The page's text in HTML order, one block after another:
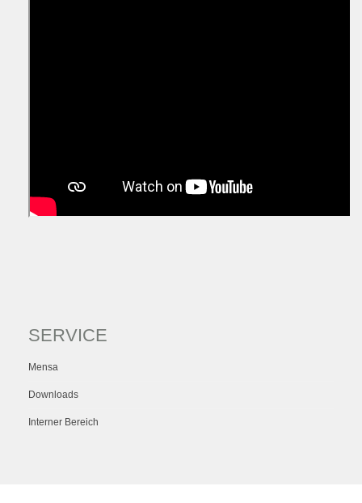
SERVICE
Mensa
Downloads
Interner Bereich